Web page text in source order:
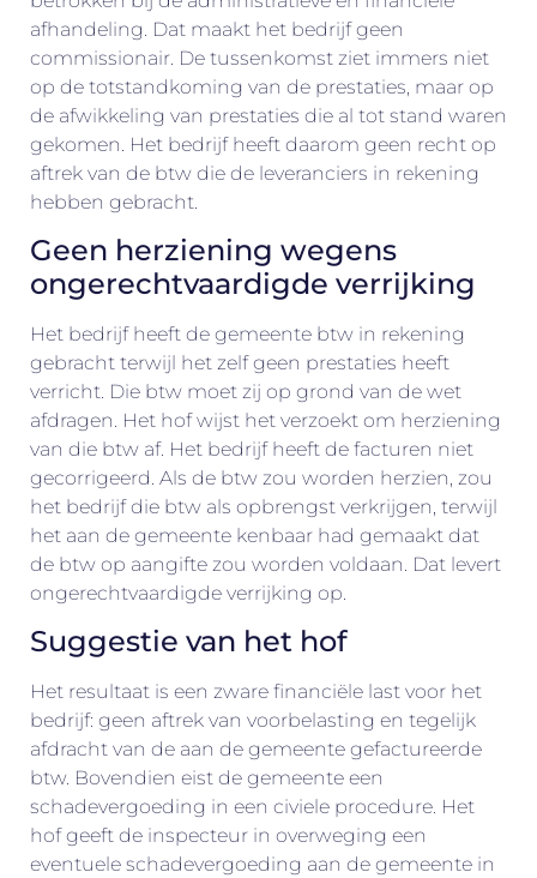
afhandeling. Dat maakt het bedrijf geen
commissionair. De tussenkomst ziet immers niet
op de totstandkoming van de prestaties, maar op
de afwikkeling van prestaties die al tot stand waren
gekomen. Het bedrijf heeft daarom geen recht op
aftrek van de btw die de leveranciers in rekening
hebben gebracht.
Geen herziening wegens
ongerechtvaardigde verrijking
Het bedrijf heeft de gemeente btw in rekening
gebracht terwijl het zelf geen prestaties heeft
verricht. Die btw moet zij op grond van de wet
afdragen. Het hof wijst het verzoekt om herziening
van die btw af. Het bedrijf heeft de facturen niet
gecorrigeerd. Als de btw zou worden herzien, zou
het bedrijf die btw als opbrengst verkrijgen, terwijl
het aan de gemeente kenbaar had gemaakt dat
de btw op aangifte zou worden voldaan. Dat levert
ongerechtvaardigde verrijking op.
Suggestie van het hof
Het resultaat is een zware financiële last voor het
bedrijf: geen aftrek van voorbelasting en tegelijk
afdracht van de aan de gemeente gefactureerde
btw. Bovendien eist de gemeente een
schadevergoeding in een civiele procedure. Het
hof geeft de inspecteur in overweging een
eventuele schadevergoeding aan de gemeente in